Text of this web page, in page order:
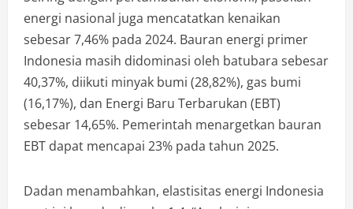
energi nasional juga mencatatkan kenaikan
sebesar 7,46% pada 2024. Bauran energi primer
Indonesia masih didominasi oleh batubara sebesar
40,37%, diikuti minyak bumi (28,82%), gas bumi
(16,17%), dan Energi Baru Terbarukan (EBT)
sebesar 14,65%. Pemerintah menargetkan bauran
EBT dapat mencapai 23% pada tahun 2025.
Dadan menambahkan, elastisitas energi Indonesia